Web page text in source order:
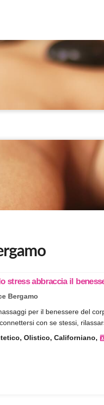
stress abbraccia il
Bergamo
per il benessere del
con se stessi,
Olistico, Californiano